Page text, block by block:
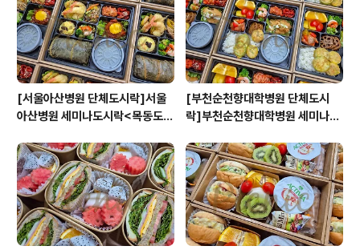
[서울아산병원 단체도시락]서울
아산병원 세미나도시락<목동도시
원스피크닉>
[부천순천향대학병원 단체도시
락]부천순천향대학병원 세미나도
시락케이터링:원스피크닉>